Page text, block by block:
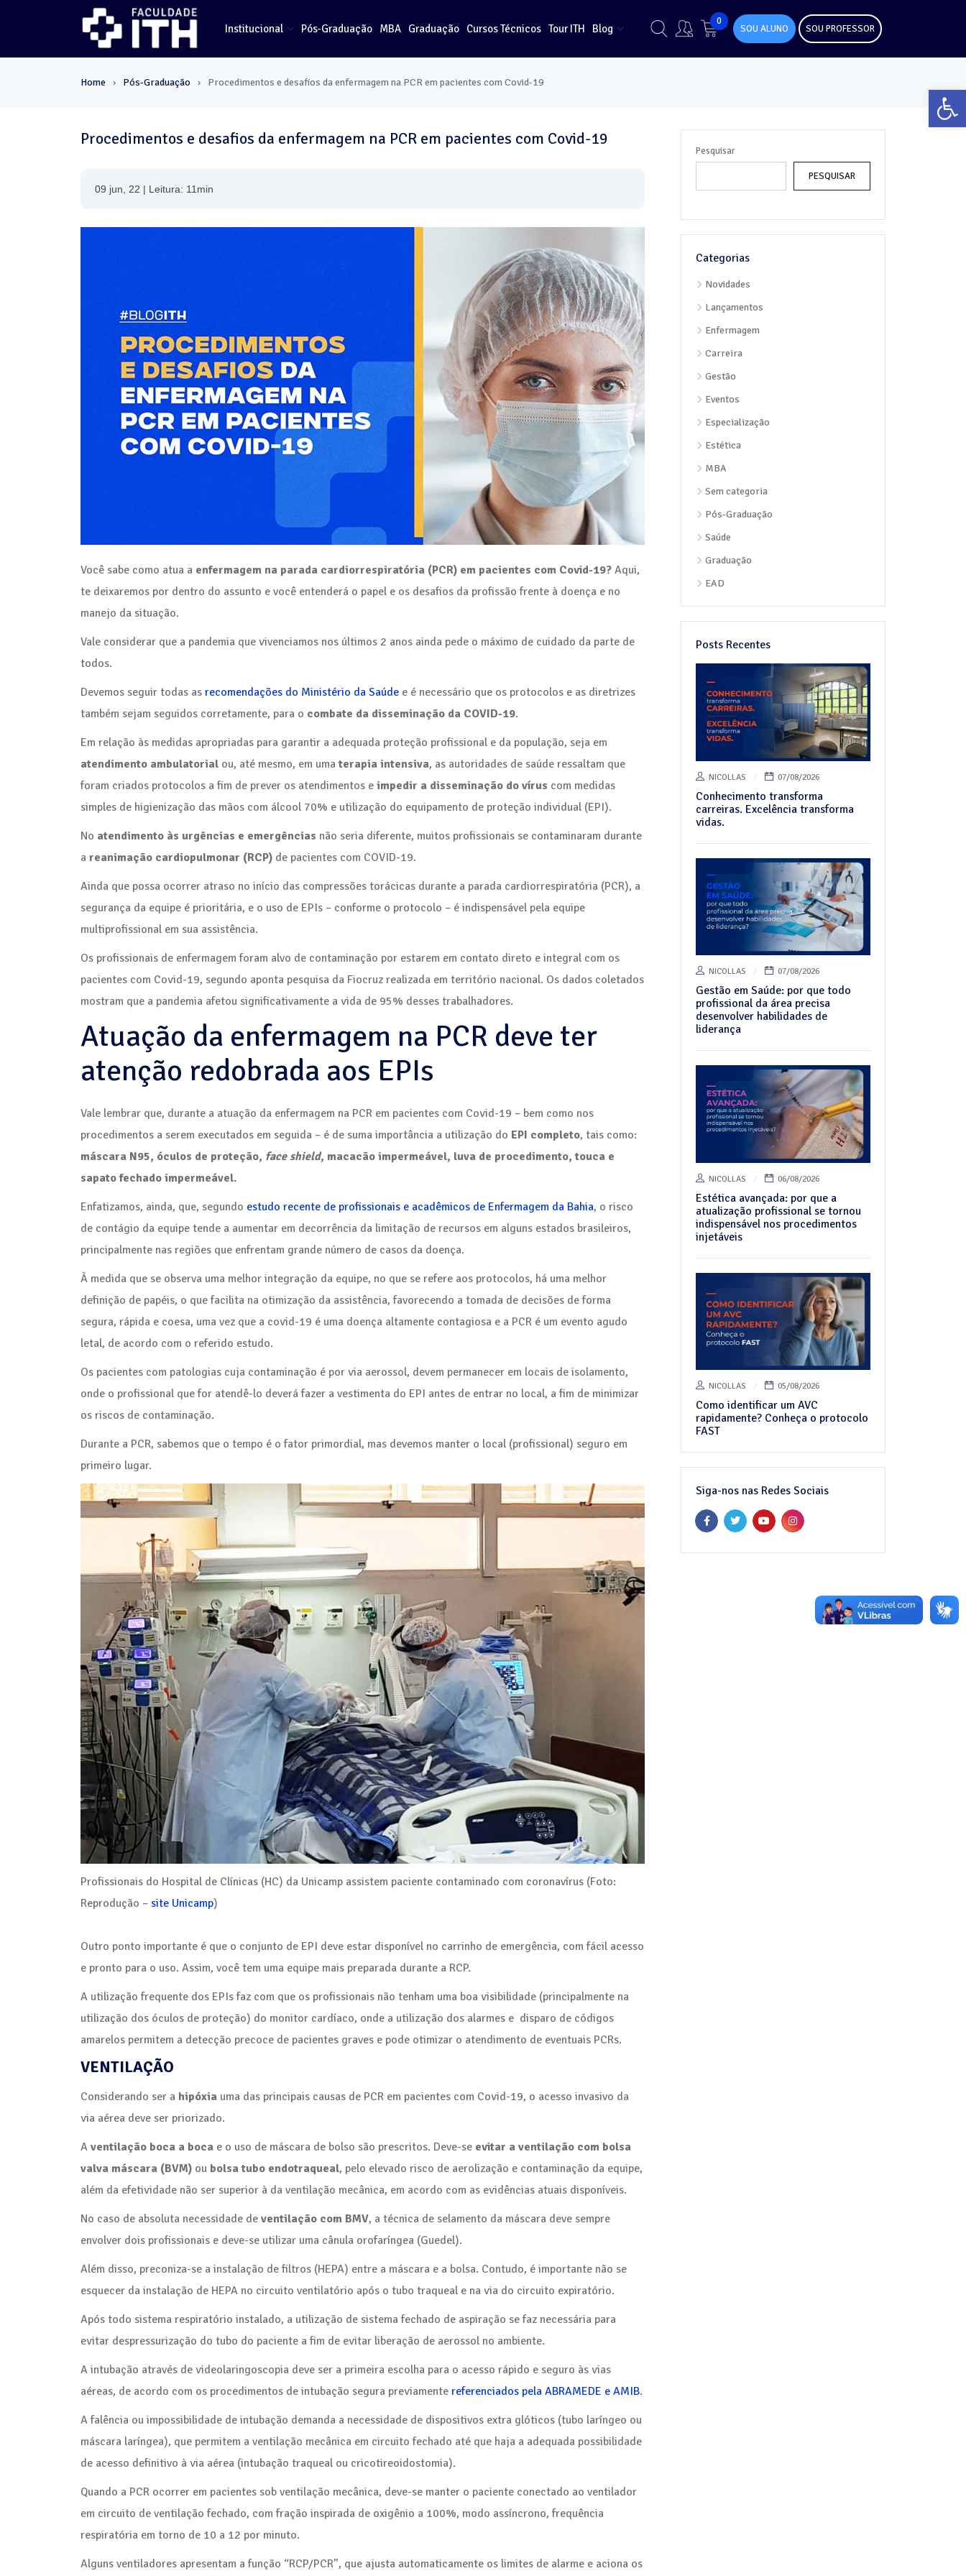
Institucional Pós-Graduação MBA Graduação Cursos Técnicos Tour ITH Blog
0
SOU ALUNO SOU PROFESSOR
Home › Pós-Graduação › Procedimentos e desafios da enfermagem na PCR em pacientes com Covid-19
Procedimentos e desafios da enfermagem na PCR em pacientes com Covid-19
09 jun, 22 | Leitura: 11min
Você sabe como atua a enfermagem na parada cardiorrespiratória (PCR) em pacientes com Covid-19? Aqui,
te deixaremos por dentro do assunto e você entenderá o papel e os desafios da profissão frente à doença e no
manejo da situação.
Vale considerar que a pandemia que vivenciamos nos últimos 2 anos ainda pede o máximo de cuidado da parte de
todos.
Devemos seguir todas as recomendações do Ministério da Saúde e é necessário que os protocolos e as diretrizes
também sejam seguidos corretamente, para o combate da disseminação da COVID-19.
Em relação às medidas apropriadas para garantir a adequada proteção profissional e da população, seja em
atendimento ambulatorial ou, até mesmo, em umaterapia intensiva, as autoridades de saúde ressaltam que
foram criados protocolos a fim de prever os atendimentos e impedir a disseminação do vírus com medidas
simples de higienização das mãos com álcool 70% e utilização do equipamento de proteção individual (EPI).
No atendimento às urgências e emergências não seria diferente, muitos profissionais se contaminaram durante
a reanimação cardiopulmonar (RCP) de pacientes com COVID-19.
Ainda que possa ocorrer atraso no início das compressões torácicas durante a parada cardiorrespiratória (PCR), a
segurança da equipe é prioritária, e o uso de EPIs – conforme o protocolo – é indispensável pela equipe
multiprofissional em sua assistência.
Os profissionais de enfermagem foram alvo de contaminação por estarem em contato direto e integral com os
pacientes com Covid-19, segundo aponta pesquisa da Fiocruz realizada em território nacional. Os dados coletados
mostram que a pandemia afetou significativamente a vida de 95% desses trabalhadores.
Atuação da enfermagem na PCR deve ter
atenção redobrada aos EPIs
Vale lembrar que, durante a atuação da enfermagem na PCR em pacientes com Covid-19 – bem como nos
procedimentos a serem executados em seguida – é de suma importância a utilização do EPI completo, tais como:
máscara N95, óculos de proteção, face shield, macacão impermeável, luva de procedimento, touca e
sapato fechado impermeável.
Enfatizamos, ainda, que, segundo estudo recente de profissionais e acadêmicos de Enfermagem da Bahia, o risco
de contágio da equipe tende a aumentar em decorrência da limitação de recursos em alguns estados brasileiros,
principalmente nas regiões que enfrentam grande número de casos da doença.
À medida que se observa uma melhor integração da equipe, no que se refere aos protocolos, há uma melhor
definição de papéis, o que facilita na otimização da assistência, favorecendo a tomada de decisões de forma
segura, rápida e coesa, uma vez que a covid-19 é uma doença altamente contagiosa e a PCR é um evento agudo
letal, de acordo com o referido estudo.
Os pacientes com patologias cuja contaminação é por via aerossol, devem permanecer em locais de isolamento,
onde o profissional que for atendê-lo deverá fazer a vestimenta do EPI antes de entrar no local, a fim de minimizar
os riscos de contaminação.
Durante a PCR, sabemos que o tempo é o fator primordial, mas devemos manter o local (profissional) seguro em
primeiro lugar.
Profissionais do Hospital de Clínicas (HC) da Unicamp assistem paciente contaminado com coronavírus (Foto:
Reprodução – site Unicamp)
Outro ponto importante é que o conjunto de EPI deve estar disponível no carrinho de emergência, com fácil acesso
e pronto para o uso. Assim, você tem uma equipe mais preparada durante a RCP.
A utilização frequente dos EPIs faz com que os profissionais não tenham uma boa visibilidade (principalmente na
utilização dos óculos de proteção) do monitor cardíaco, onde a utilização dos alarmes e disparo de códigos
amarelos permitem a detecção precoce de pacientes graves e pode otimizar o atendimento de eventuais PCRs.
VENTILAÇÃO
Considerando ser a hipóxia uma das principais causas de PCR em pacientes com Covid-19, o acesso invasivo da
via aérea deve ser priorizado.
A ventilação boca a boca e o uso de máscara de bolso são prescritos. Deve-se evitar a ventilação com bolsa
valva máscara (BVM) ou bolsa tubo endotraqueal, pelo elevado risco de aerolização e contaminação da equipe,
além da efetividade não ser superior à da ventilação mecânica, em acordo com as evidências atuais disponíveis.
No caso de absoluta necessidade de ventilação com BMV, a técnica de selamento da máscara deve sempre
envolver dois profissionais e deve-se utilizar uma cânula orofaríngea (Guedel).
Além disso, preconiza-se a instalação de filtros (HEPA) entre a máscara e a bolsa. Contudo, é importante não se
esquecer da instalação de HEPA no circuito ventilatório após o tubo traqueal e na via do circuito expiratório.
Após todo sistema respiratório instalado, a utilização de sistema fechado de aspiração se faz necessária para
evitar despressurização do tubo do paciente a fim de evitar liberação de aerossol no ambiente.
A intubação através de videolaringoscopia deve ser a primeira escolha para o acesso rápido e seguro às vias
aéreas, de acordo com os procedimentos de intubação segura previamente referenciados pela ABRAMEDE e AMIB.
A falência ou impossibilidade de intubação demanda a necessidade de dispositivos extra glóticos (tubo laríngeo ou
máscara laríngea), que permitem a ventilação mecânica em circuito fechado até que haja a adequada possibilidade
de acesso definitivo à via aérea (intubação traqueal ou cricotireoidostomia).
Quando a PCR ocorrer em pacientes sob ventilação mecânica, deve-se manter o paciente conectado ao ventilador
em circuito de ventilação fechado, com fração inspirada de oxigênio a 100%, modo assíncrono, frequência
respiratória em torno de 10 a 12 por minuto.
Alguns ventiladores apresentam a função “RCP/PCR”, que ajusta automaticamente os limites de alarme e aciona os
Pesquisar
PESQUISAR
Categorias
Novidades
Lançamentos
Enfermagem
Carreira
Gestão
Eventos
Especialização
Estética
MBA
Sem categoria
Pós-Graduação
Saúde
Graduação
EAD
Posts Recentes
NICOLLAS 07/08/2026
Conhecimento transforma
carreiras. Excelência transforma
vidas.
NICOLLAS 07/08/2026
Gestão em Saúde: por que todo
profissional da área precisa
desenvolver habilidades de
liderança
NICOLLAS 06/08/2026
Estética avançada: por que a
atualização profissional se tornou
indispensável nos procedimentos
injetáveis
NICOLLAS 05/08/2026
Como identificar um AVC
rapidamente? Conheça o protocolo
FAST
Siga-nos nas Redes Sociais